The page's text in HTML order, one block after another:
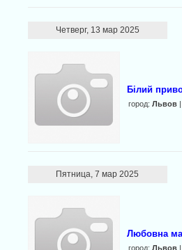
Четверг, 13 мар 2025
Білий
город: Львов
Пятница, 7 мар 2025
Любовна
город: Львов